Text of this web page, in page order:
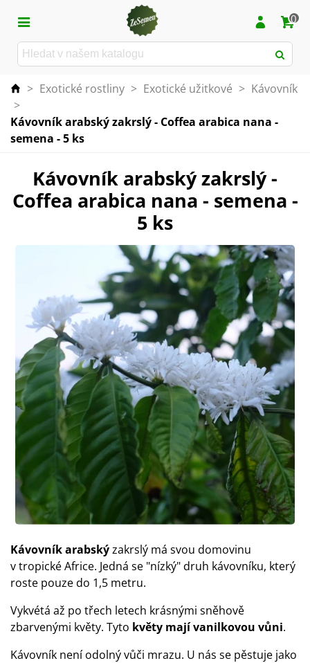
0
> Exotické rostliny > Exotické užitkové > Kávovník
>
Kávovník arabský zakrslý - Coffea arabica nana -
semena - 5 ks
Kávovník arabský zakrslý -
Coffea arabica nana - semena -
5 ks
Kávovník arabskýzakrslý má svou domovinu
v tropické Africe. Jedná se "nízký" druh kávovníku, který
roste pouze do 1,5 metru.
Vykvétá až po třech letech krásnými sněhově
zbarvenými květy. Tyto květy mají vanilkovou vůni.
Kávovník není odolný vůči mrazu. U nás se pěstuje jako